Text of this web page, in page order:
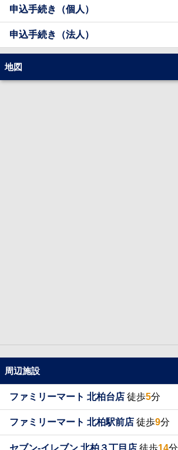
申込手続き（個人）
申込手続き（法人）
地図
周辺施設
ファミリーマート 北柏台店 徒歩5分
ファミリーマート 北柏駅前店 徒歩9分
セブン-イレブン 北柏３丁目店 徒歩14分